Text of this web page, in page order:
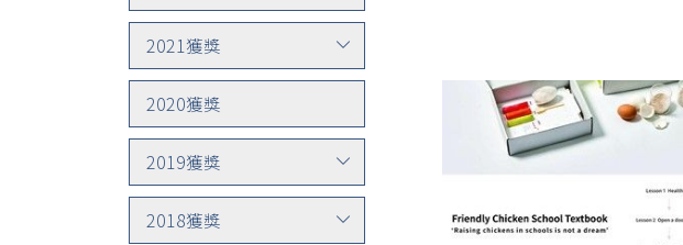
2021獲獎
2020獲獎
2019獲獎
2018獲獎